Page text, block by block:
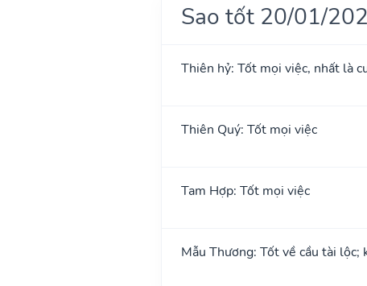
Sao tốt 20/01/
Thiên hỷ: Tốt mọi việc, nhất là
Thiên Quý: Tốt mọi việc
Tam Hợp: Tốt mọi việc
Mẫu Thương: Tốt về cầu tài lộc;